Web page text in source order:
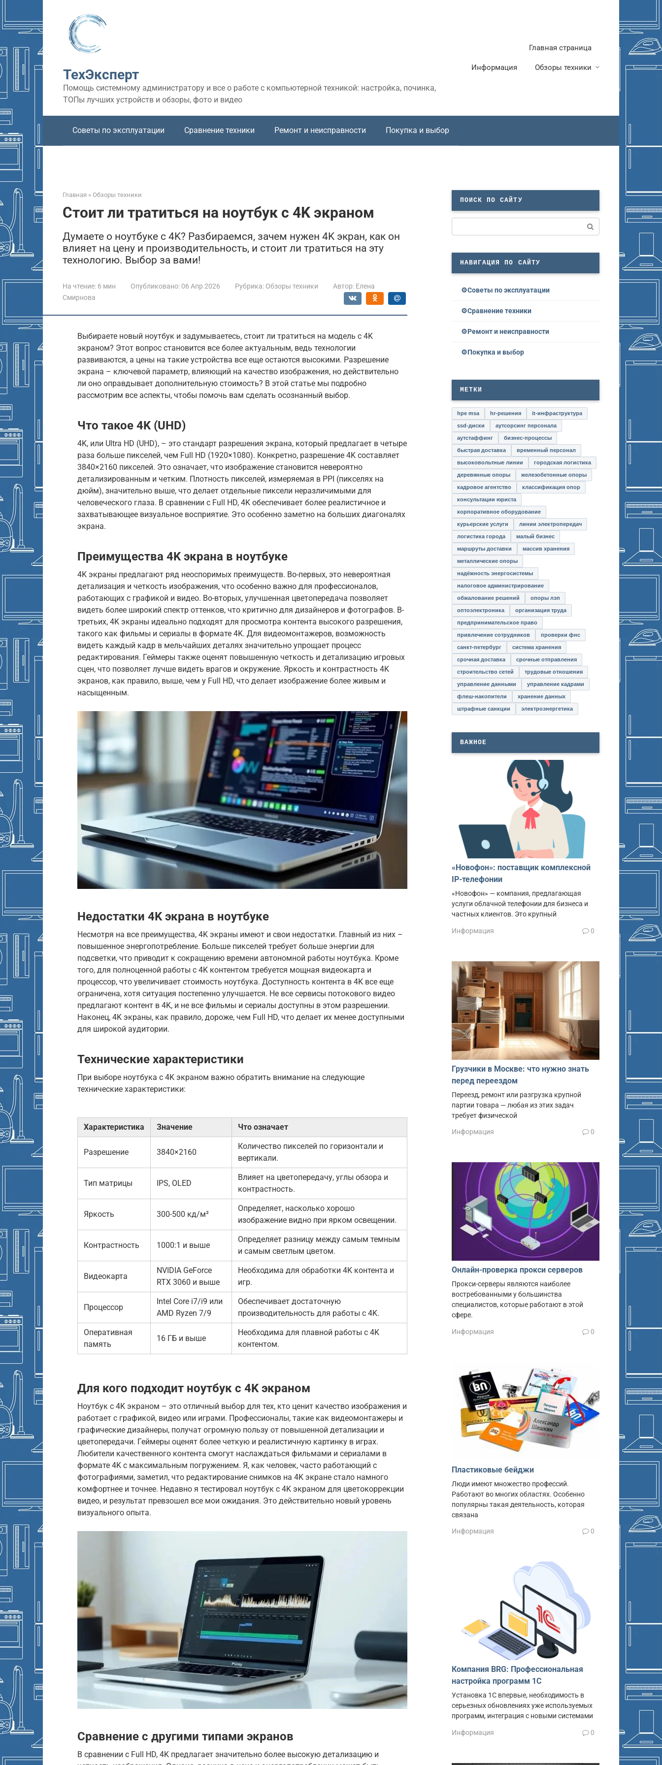
контенту
ТехЭксперт
Помощь системному администратору и все о работе с компьютерной техникой: настройка, починка,
ТОПы лучших устройств и обзоры, фото и видео
Главная страница
Информация Обзоры техники
Советы по эксплуатации Сравнение техники Ремонт и неисправности Покупка и выбор
Главная » Обзоры техники
Стоит ли тратиться на ноутбук с 4K экраном
Думаете о ноутбуке с 4K? Разбираемся, зачем нужен 4K экран, как он
влияет на цену и производительность, и стоит ли тратиться на эту
технологию. Выбор за вами!
На чтение: 6 мин Опубликовано: 06 Апр 2026 Рубрика: Обзоры техники Автор: Елена
Смирнова
Выбираете новый ноутбук и задумываетесь, стоит ли тратиться на модель с 4K
экраном? Этот вопрос становится все более актуальным, ведь технологии
развиваются, а цены на такие устройства все еще остаются высокими. Разрешение
экрана – ключевой параметр, влияющий на качество изображения, но действительно
ли оно оправдывает дополнительную стоимость? В этой статье мы подробно
рассмотрим все аспекты, чтобы помочь вам сделать осознанный выбор.
Что такое 4K (UHD)
4K, или Ultra HD (UHD), – это стандарт разрешения экрана, который предлагает в четыре
раза больше пикселей, чем Full HD (1920×1080). Конкретно, разрешение 4K составляет
3840×2160 пикселей. Это означает, что изображение становится невероятно
детализированным и четким. Плотность пикселей, измеряемая в PPI (пикселях на
дюйм), значительно выше, что делает отдельные пиксели неразличимыми для
человеческого глаза. В сравнении с Full HD, 4K обеспечивает более реалистичное и
захватывающее визуальное восприятие. Это особенно заметно на больших диагоналях
экрана.
Преимущества 4K экрана в ноутбуке
4K экраны предлагают ряд неоспоримых преимуществ. Во-первых, это невероятная
детализация и четкость изображения, что особенно важно для профессионалов,
работающих с графикой и видео. Во-вторых, улучшенная цветопередача позволяет
видеть более широкий спектр оттенков, что критично для дизайнеров и фотографов. В-
третьих, 4K экраны идеально подходят для просмотра контента высокого разрешения,
такого как фильмы и сериалы в формате 4K. Для видеомонтажеров, возможность
видеть каждый кадр в мельчайших деталях значительно упрощает процесс
редактирования. Геймеры также оценят повышенную четкость и детализацию игровых
сцен, что позволяет лучше видеть врагов и окружение. Яркость и контрастность 4K
экранов, как правило, выше, чем у Full HD, что делает изображение более живым и
насыщенным.
Недостатки 4K экрана в ноутбуке
Несмотря на все преимущества, 4K экраны имеют и свои недостатки. Главный из них –
повышенное энергопотребление. Больше пикселей требует больше энергии для
подсветки, что приводит к сокращению времени автономной работы ноутбука. Кроме
того, для полноценной работы с 4K контентом требуется мощная видеокарта и
процессор, что увеличивает стоимость ноутбука. Доступность контента в 4K все еще
ограничена, хотя ситуация постепенно улучшается. Не все сервисы потокового видео
предлагают контент в 4K, и не все фильмы и сериалы доступны в этом разрешении.
Наконец, 4K экраны, как правило, дороже, чем Full HD, что делает их менее доступными
для широкой аудитории.
Технические характеристики
При выборе ноутбука с 4K экраном важно обратить внимание на следующие
технические характеристики:
Характеристика Значение Что означает
Разрешение 3840×2160
Количество пикселей по горизонтали и
вертикали.
Тип матрицы IPS, OLED
Влияет на цветопередачу, углы обзора и
контрастность.
Яркость 300-500 кд/м²
Определяет, насколько хорошо
изображение видно при ярком освещении.
Контрастность 1000:1 и выше
Определяет разницу между самым темным
и самым светлым цветом.
Видеокарта
NVIDIA GeForce
RTX 3060 и выше
Необходима для обработки 4K контента и
игр.
Процессор
Intel Core i7/i9 или
AMD Ryzen 7/9
Обеспечивает достаточную
производительность для работы с 4K.
Оперативная
память
16 ГБ и выше
Необходима для плавной работы с 4K
контентом.
Для кого подходит ноутбук с 4K экраном
Ноутбук с 4K экраном – это отличный выбор для тех, кто ценит качество изображения и
работает с графикой, видео или играми. Профессионалы, такие как видеомонтажеры и
графические дизайнеры, получат огромную пользу от повышенной детализации и
цветопередачи. Геймеры оценят более четкую и реалистичную картинку в играх.
Любители качественного контента смогут наслаждаться фильмами и сериалами в
формате 4K с максимальным погружением. Я, как человек, часто работающий с
фотографиями, заметил, что редактирование снимков на 4K экране стало намного
комфортнее и точнее. Недавно я тестировал ноутбук с 4K экраном для цветокоррекции
видео, и результат превзошел все мои ожидания. Это действительно новый уровень
визуального опыта.
Сравнение с другими типами экранов
В сравнении с Full HD, 4K предлагает значительно более высокую детализацию и
ПОИСК ПО САЙТУ
НАВИГАЦИЯ ПО САЙТУ
Советы по эксплуатации
Сравнение техники
Ремонт и неисправности
Покупка и выбор
МЕТКИ
hpe msa hr-решения it-инфраструктура
ssd-диски аутсорсинг персонала
аутстаффинг бизнес-процессы
быстрая доставка временный персонал
высоковольтные линии городская логистика
деревянные опоры железобетонные опоры
кадровое агентство классификация опор
консультации юриста
корпоративное оборудование
курьерские услуги линии электропередач
логистика города малый бизнес
маршруты доставки массив хранения
металлические опоры
надёжность энергосистемы
налоговое администрирование
обжалование решений опоры лэп
оптоэлектроника организация труда
предпринимательское право
привлечение сотрудников проверки фнс
санкт-петербург система хранения
срочная доставка срочные отправления
строительство сетей трудовые отношения
управление данными управление кадрами
флеш-накопители хранение данных
штрафные санкции электроэнергетика
ВАЖНОЕ
«Новофон»: поставщик комплексной
IP-телефонии
«Новофон» — компания, предлагающая
услуги облачной телефонии для бизнеса и
частных клиентов. Это крупный
Информация 0
Грузчики в Москве: что нужно знать
перед переездом
Переезд, ремонт или разгрузка крупной
партии товара — любая из этих задач
требует физической
Информация 0
Онлайн-проверка прокси серверов
Прокси-серверы являются наиболее
востребованными у большинства
специалистов, которые работают в этой
сфере.
Информация 0
Пластиковые бейджи
Люди имеют множество профессий.
Работают во многих областях. Особенно
популярны такая деятельность, которая
связана
Информация 0
Компания BRG: Профессиональная
настройка программ 1С
Установка 1С впервые, необходимость в
серьезных обновлениях уже используемых
программ, интеграция с новыми системами
Информация 0